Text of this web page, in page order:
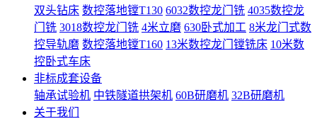
双头钻床 数控落地镗T130 6032数控龙门铣 4035数控龙
门铣 3018数控龙门铣 4米立磨 630卧式加工 8米龙门式数
控导轨磨 数控落地镗T160 13米数控龙门镗铣床 10米数
控卧式车床
非标成套设备
轴承试验机 中铁隧道拱架机 60B研磨机 32B研磨机
关于我们